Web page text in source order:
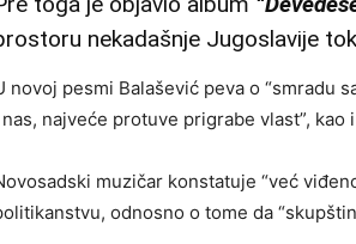
nekadašnje Jugoslavije
novoj pesmi Balašević peva o “smradu
najveće protuve prigrabe vlast”, kao
muzičar konstatuje “već
odnosno o tome da